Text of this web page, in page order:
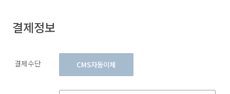
결제정보
결제수단 CMS자동이체